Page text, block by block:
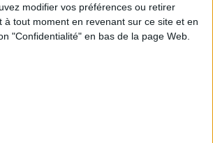
modifier vos préférences ou retirer
à tout moment en revenant sur ce site et en
"Confidentialité" en bas de la page Web.
la viande par des féculents ?
diététique du 05/08/2026